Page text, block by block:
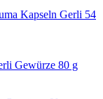
Kapseln Gerli 54
Gewürze 80 g